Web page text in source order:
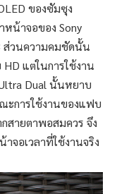
ของซัมซุง
หน้าจอของ Sony
ส่วนความคมชัดนั้น
แต่ในการใช้งาน
Dual นั้นหยาบ
ะการใช้งานของแฟบ
สายตาพอสมควร จึง
จอเวลาที่ใช้งานจริง